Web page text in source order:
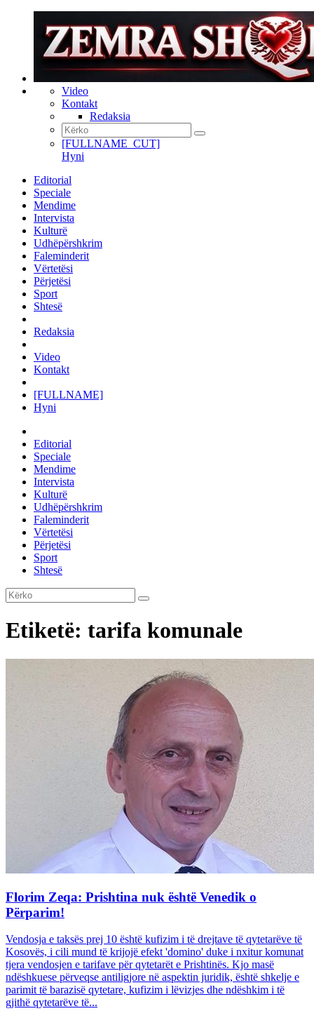
Video
Kontakt
Redaksia
[FULLNAME_CUT]
Hyni
Editorial
Speciale
Mendime
Intervista
Kulturë
Udhëpërshkrim
Faleminderit
Vërtetësi
Përjetësi
Sport
Shtesë
Redaksia
Video
Kontakt
[FULLNAME]
Hyni
Editorial
Speciale
Mendime
Intervista
Kulturë
Udhëpërshkrim
Faleminderit
Vërtetësi
Përjetësi
Sport
Shtesë
Etiketë: tarifa komunale
Florim Zeqa: Prishtina nuk është Venedik o
Përparim!
Vendosja e taksës prej 10 është kufizim i të drejtave të qytetarëve të
Kosovës, i cili mund të krijojë efekt 'domino' duke i nxitur komunat
tjera vendosjen e tarifave për qytetarët e Prishtinës. Kjo masë
ndëshkuese përveqse antiligjore në aspektin juridik, është shkelje e
parimit të barazisë qytetare, kufizim i lëvizjes dhe ndëshkim i të
gjithë qytetarëve të...